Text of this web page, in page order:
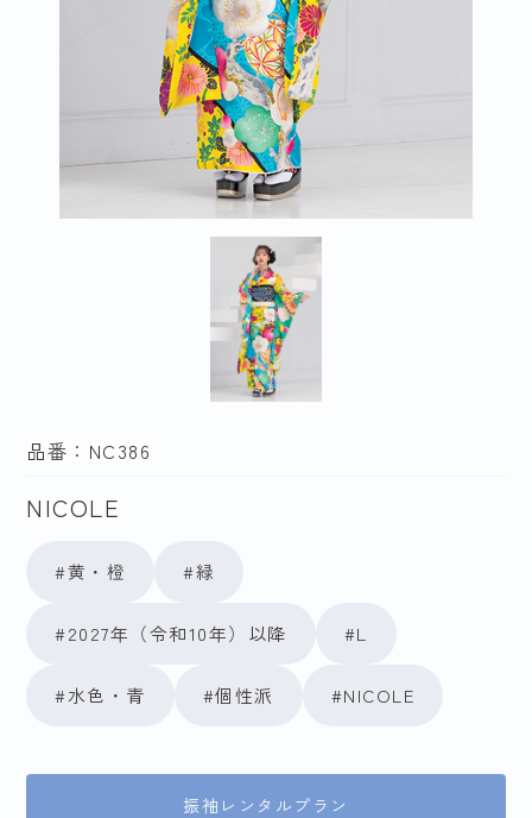
品番：NC386
NICOLE
#黄・橙 #緑
#2027年（令和10年）以降 #L
#水色・青 #個性派 #NICOLE
振袖レンタルプラン